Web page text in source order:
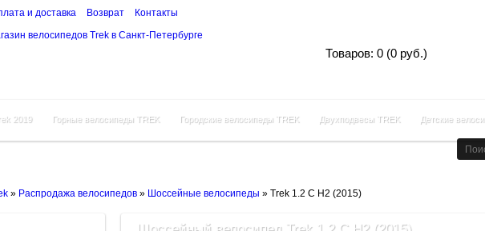
Товаров: 0 (0 руб.)
и доставка Возврат Контакты
2019 Горные велосипеды TREK Городские велосипеды TREK Двухподвесы TREK Детские
» Распродажа велосипедов » Шоссейные велосипеды » Trek 1.2 C H2 (2015)